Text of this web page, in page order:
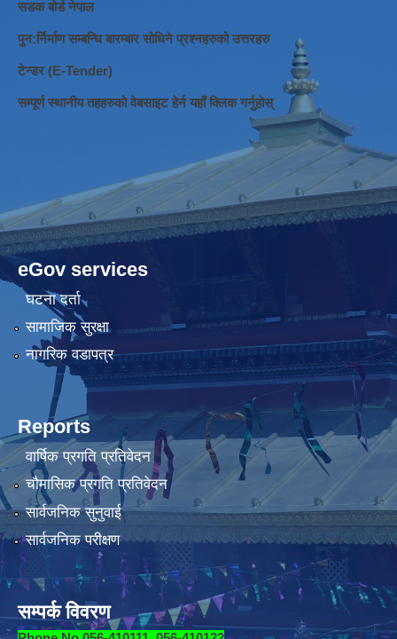
सडक बोर्ड नेपाल
पुन:र्निर्माण सम्बन्धि बारम्बार सोधिने प्रश्नहरुको उत्तरहरु
टेन्डर (E-Tender)
सम्पूर्ण स्थानीय तहहरुको वेबसाइट हेर्न यहाँ क्लिक गर्नुहोस्
eGov services
घटना दर्ता
सामाजिक सुरक्षा
नागरिक वडापत्र
Reports
वार्षिक प्रगति प्रतिवेदन
चौमासिक प्रगति प्रतिवेदन
सार्वजनिक सुनुवाई
सार्वजनिक परीक्षण
सम्पर्क विवरण